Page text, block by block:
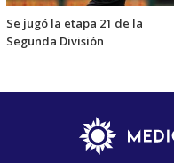
Se jugó la etapa 21 de la
Segunda División